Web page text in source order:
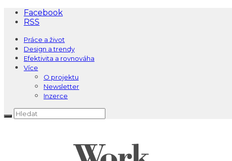
Facebook
RSS
Práce a život
Design a trendy
Efektivita a rovnováha
Více
O projektu
Newsletter
Inzerce